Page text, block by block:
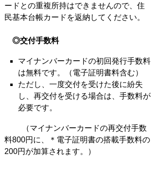
ードとの重複所持はできませんので、住
民基本台帳カードを返納してください。
◎交付手数料
マイナンバーカードの初回発行手数料
は無料です。（電子証明書料含む）
ただし、一度交付を受けた後に紛失
し、再交付を受ける場合は、手数料が
必要です。
（マイナンバーカードの再交付手数
料800円に、＊電子証明書の搭載手数料の
200円が加算されます。）